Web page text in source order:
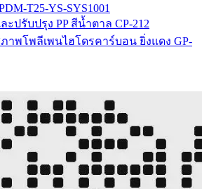
T25-YS-SYS1001
ะปรับปรุง PP สีน้ำตาล CP-212
าพโพลีเพนไฮโดรคาร์บอน ยิ่งแดง GP-